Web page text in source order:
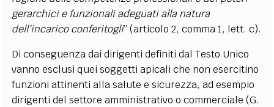
gerarchici e funzionali adeguati alla natura
dell’incarico conferitogli” (articolo 2, comma 1, lett. c).
Di conseguenza dai dirigenti definiti dal Testo Unico
vanno esclusi quei soggetti apicali che non esercitino
funzioni attinenti alla salute e sicurezza, ad esempio
dirigenti del settore amministrativo o commerciale (G.